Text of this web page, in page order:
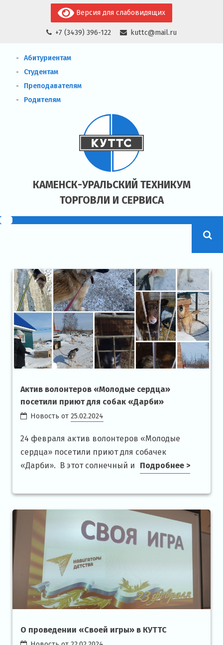
+7 (3439) 396-122 kuttc@mail.ru
Версия для слабовидящих
КАМЕНСК-УРАЛЬСКИЙ ТЕХНИКУМ
ТОРГОВЛИ И СЕРВИСА
Абитуриентам
Студентам
Преподавателям
Родителям
Актив волонтеров «Молодые сердца»
посетили приют для собак «Дарби»
Новость от25.02.2024
24 февраля актив волонтеров «Молодые
сердца» посетили приют для собачек
«Дарби». В этот солнечный и
Подробнее >
О проведении «Своей игры» в КУТТС